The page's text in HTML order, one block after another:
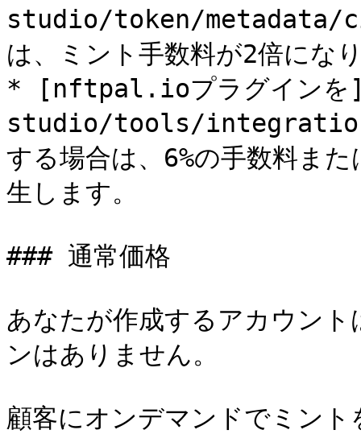
studio/token/metadata/
は、ミント手数料が2倍にな
* [nftpal.ioプラグイン
studio/tools/
する場合は、6%の手数料ま
生します。
### 通常価格
あなたが作成するアカウン
ンはありません。
顧客にオンデマンドでミン